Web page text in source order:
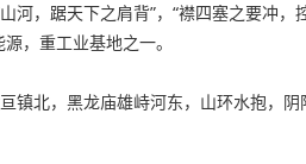
，踞天下之肩背”，“襟四塞之要冲，
，重工业基地之一。
镇北，黑龙庙雄峙河东，山环水抱，